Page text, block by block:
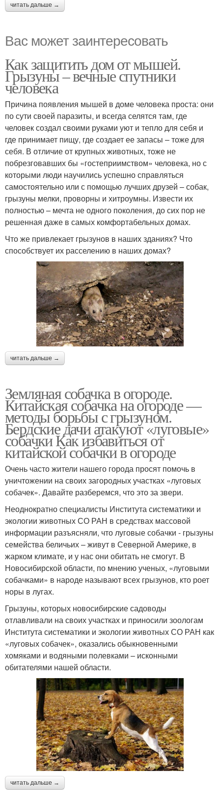
читать дальше →
Вас может заинтересовать
Как защитить дом от мышей.
Грызуны – вечные спутники
человека
Причина появления мышей в доме человека проста: они
по сути своей паразиты, и всегда селятся там, где
человек создал своими руками уют и тепло для себя и
где принимает пищу, где создает ее запасы – тоже для
себя. В отличие от крупных животных, тоже не
побрезговавших бы «гостеприимством» человека, но с
которыми люди научились успешно справляться
самостоятельно или с помощью лучших друзей – собак,
грызуны мелки, проворны и хитроумны. Извести их
полностью – мечта не одного поколения, до сих пор не
решенная даже в самых комфортабельных домах.
Что же привлекает грызунов в наших зданиях? Что
способствует их расселению в наших домах?
читать дальше →
Земляная собачка в огороде.
Китайская собачка на огороде —
методы борьбы с грызуном.
Бердские дачи атакуют «луговые»
собачки Как избавиться от
китайской собачки в огороде
Очень часто жители нашего города просят помочь в
уничтожении на своих загородных участках «луговых
собачек». Давайте разберемся, что это за звери.
Неоднократно специалисты Института систематики и
экологии животных СО РАН в средствах массовой
информации разъясняли, что луговые собачки - грызуны
семейства беличьих – живут в Северной Америке, в
жарком климате, и у нас они обитать не смогут. В
Новосибирской области, по мнению ученых, «луговыми
собачками» в народе называют всех грызунов, кто роет
норы в лугах.
Грызуны, которых новосибирские садоводы
отлавливали на своих участках и приносили зоологам
Института систематики и экологии животных СО РАН как
«луговых собачек», оказались обыкновенными
хомяками и водяными полевками – исконными
обитателями нашей области.
читать дальше →